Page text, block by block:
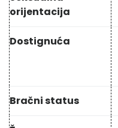
orijentacija
Dostignuća
Bračni status